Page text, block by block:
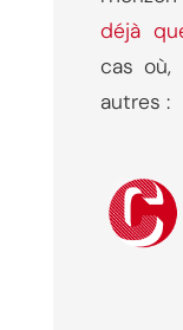
déjà
cas où,
autres :